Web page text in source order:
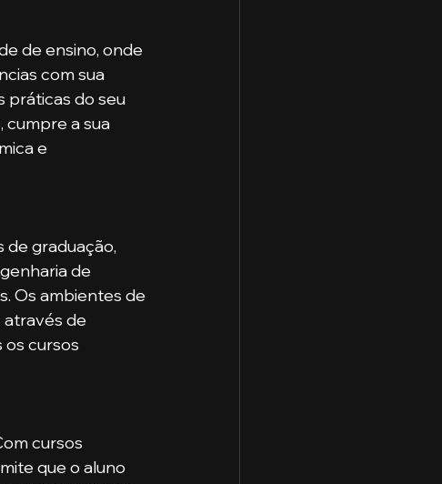
com sua
práticas do seu
cumpre a sua
e
de
Os ambientes de
de
cursos
que o aluno